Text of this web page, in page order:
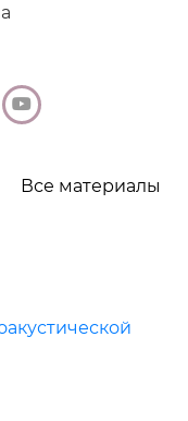
Все материалы